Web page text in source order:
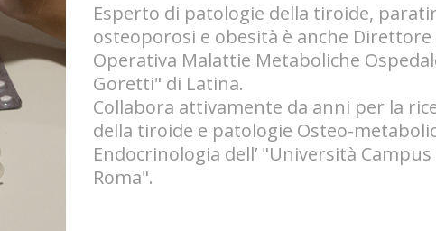
Esperto di patologie della tiroide,
osteoporosi e obesità è anche Direttore
Operativa Malattie Metaboliche
Goretti" di Latina.
Collabora attivamente da anni per la
della tiroide e patologie Osteo-
Endocrinologia dell’ "Università
Roma".